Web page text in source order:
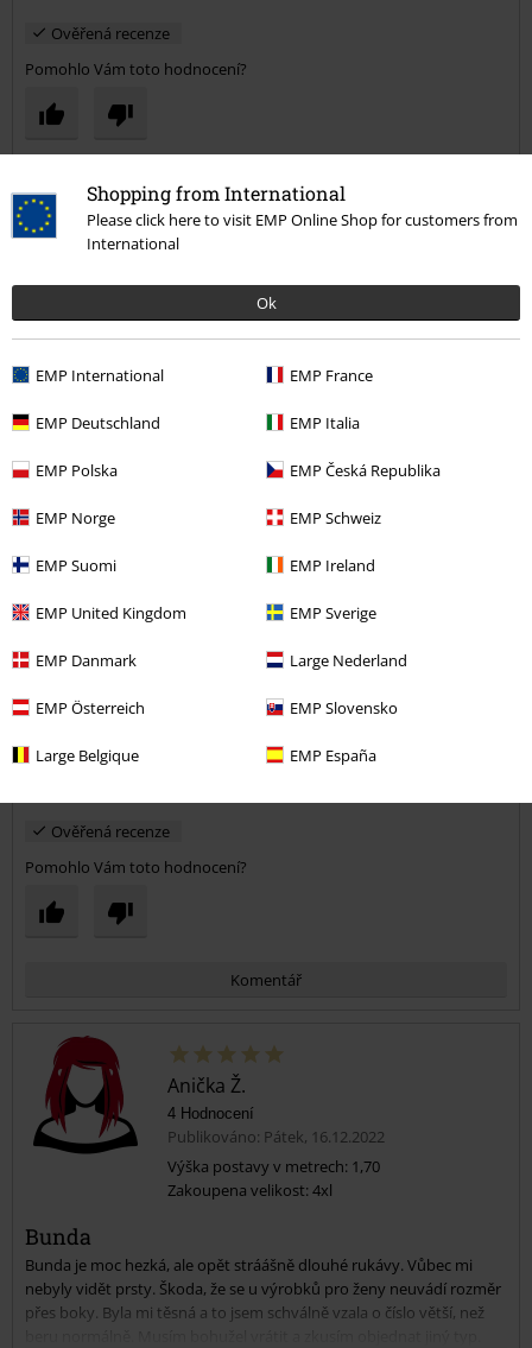
Shopping from International
Please click here to visit EMP Online Shop for customers from
International
Ok
EMP International EMP France
EMP Deutschland EMP Italia
EMP Polska EMP Česká Republika
EMP Norge EMP Schweiz
EMP Suomi EMP Ireland
EMP United Kingdom EMP Sverige
EMP Danmark Large Nederland
EMP Österreich EMP Slovensko
Large Belgique EMP España
Ověřená recenze
Pomohlo Vám toto hodnocení?
Komentář
Odeslat komentář
Pavel P.
2 Hodnocení
Publikováno: Čtvrtek, 30.11.2023
Spokojenost
Kvalita
Design
Střih
Příliš úzké
Perfektní
Délka
Ověřená recenze
Pomohlo Vám toto hodnocení?
Komentář
Odeslat komentář
Anička Ž.
4 Hodnocení
Publikováno: Pátek, 16.12.2022
Výška postavy v metrech: 1,70
Zakoupena velikost: 4xl
Bunda
Bunda je moc hezká, ale opět stráášně dlouhé rukávy. Vůbec mi
nebyly vidět prsty. Škoda, že se u výrobků pro ženy neuvádí rozměr
přes boky. Byla mi těsná a to jsem schválně vzala o číslo větší, než